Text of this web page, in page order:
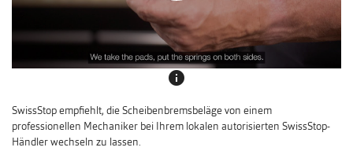
info
SwissStop empfiehlt, die Scheibenbremsbeläge von einem
professionellen Mechaniker bei Ihrem lokalen autorisierten SwissStop-
Händler wechseln zu lassen.